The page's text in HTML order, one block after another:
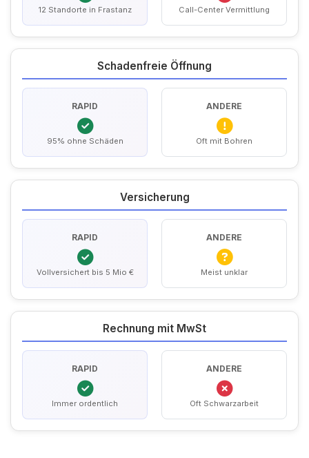
12 Standorte in Frastanz Call-Center Vermittlung
Schadenfreie Öffnung
RAPID
95% ohne Schäden
ANDERE
Oft mit Bohren
Versicherung
RAPID
Vollversichert bis 5 Mio €
ANDERE
Meist unklar
Rechnung mit MwSt
RAPID
Immer ordentlich
ANDERE
Oft Schwarzarbeit